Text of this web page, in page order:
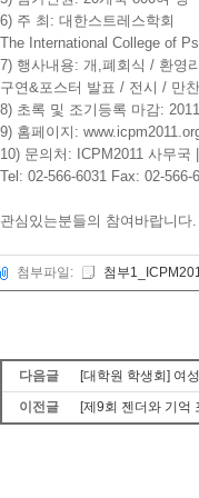
6) 주 최: 대한스트레스학회
The International College of
7) 행사내용: 개,폐회식 / 환영
구연&포스터 발표 / 전시 / 만찬
8) 초록 및 조기등록 마감:
9) 홈페이지:
10) 문의처: ICPM2011 사무국
Tel: 02-566-6031 Fax: 02-
관심있는분들의 참여바랍니다.
첨부파일: 첨부
다음글
[대학원 학생회] 여
이전글
[제9회 젠더와 기억